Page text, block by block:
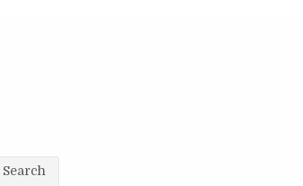
Search